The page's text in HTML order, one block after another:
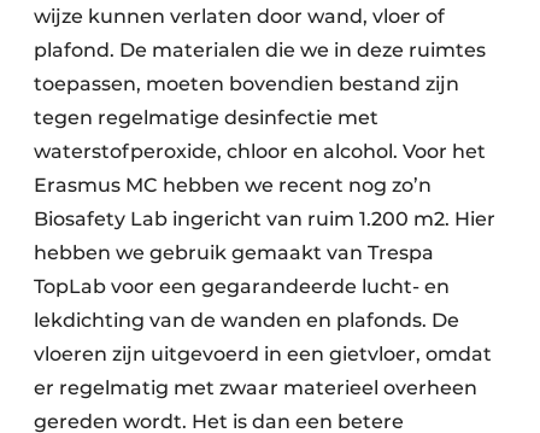
wijze kunnen verlaten door wand, vloer of
plafond. De materialen die we in deze ruimtes
toepassen, moeten bovendien bestand zijn
tegen regelmatige desinfectie met
waterstofperoxide, chloor en alcohol. Voor het
Erasmus MC hebben we recent nog zo’n
Biosafety Lab ingericht van ruim 1.200 m2. Hier
hebben we gebruik gemaakt van Trespa
TopLab voor een gegarandeerde lucht- en
lekdichting van de wanden en plafonds. De
vloeren zijn uitgevoerd in een gietvloer, omdat
er regelmatig met zwaar materieel overheen
gereden wordt. Het is dan een betere